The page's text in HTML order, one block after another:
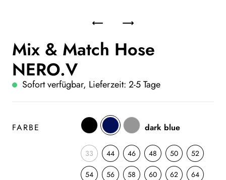
Mix & Match Hose
NERO.V
Sofort verfügbar, Lieferzeit: 2-5 Tage
FARBE dark blue
33 44 46 48 50 52
54 56 58 60 62 64